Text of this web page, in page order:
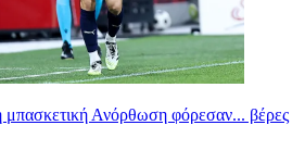
μπασκετική Ανόρθωση φόρεσαν... βέρες